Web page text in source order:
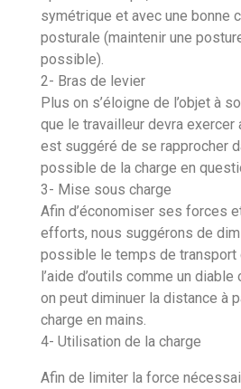
symétrique et avec une bonne
posturale (maintenir une
possible).
2- Bras de levier
Plus on s’éloigne de l’objet à
que le travailleur devra exercer
est suggéré de se rapprocher
possible de la charge en
3- Mise sous charge
Afin d’économiser ses forces
efforts, nous suggérons de
possible le temps de transport
l’aide d’outils comme un
on peut diminuer la distance à
charge en mains.
4- Utilisation de la charge
Afin de limiter la force